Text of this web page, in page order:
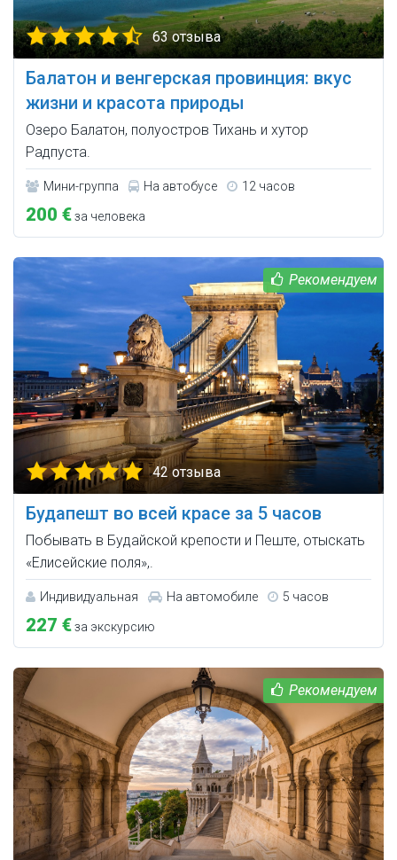
63 отзыва
Балатон и венгерская провинция: вкус
жизни и красота природы
Озеро Балатон, полуостров Тихань и хутор
Радпуста.
Мини-группа На автобусе 12 часов
200 €за человека
42 отзыва
Будапешт во всей красе за 5 часов
Побывать в Будайской крепости и Пеште, отыскать
«Елисейские поля»,.
Индивидуальная На автомобиле 5 часов
227 €за экскурсию